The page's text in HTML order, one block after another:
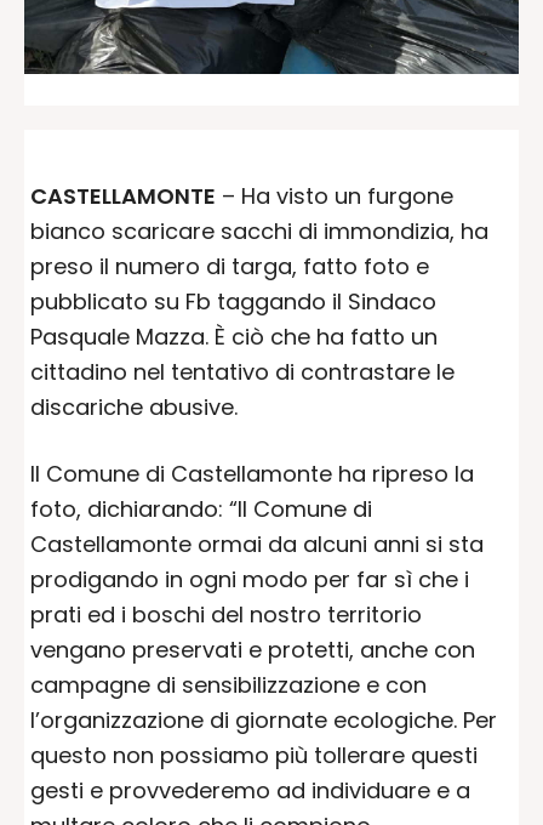
CASTELLAMONTE – Ha visto un furgone
bianco scaricare sacchi di immondizia, ha
preso il numero di targa, fatto foto e
pubblicato su Fb taggando il Sindaco
Pasquale Mazza. È ciò che ha fatto un
cittadino nel tentativo di contrastare le
discariche abusive.
Il Comune di Castellamonte ha ripreso la
foto, dichiarando: “Il Comune di
Castellamonte ormai da alcuni anni si sta
prodigando in ogni modo per far sì che i
prati ed i boschi del nostro territorio
vengano preservati e protetti, anche con
campagne di sensibilizzazione e con
l’organizzazione di giornate ecologiche. Per
questo non possiamo più tollerare questi
gesti e provvederemo ad individuare e a